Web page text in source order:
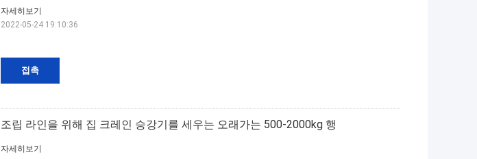
접촉
자세히보기
2022-05-24 19:10:36
조립 라인을 위해 집 크레인 승강기를 세우는 오래가는 500-2000kg 행
자세히보기